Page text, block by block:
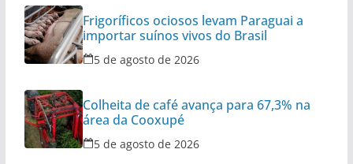
Frigoríficos ociosos levam Paraguai a
importar suínos vivos do Brasil
5 de agosto de 2026
Colheita de café avança para 67,3% na
área da Cooxupé
5 de agosto de 2026